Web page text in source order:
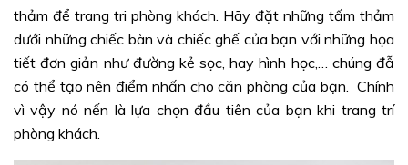
thảm để trang tri phòng khách. Hãy đặt những tấm thảm
dưới những chiếc bàn và chiếc ghế của bạn với những họa
tiết đơn giản như đường kẻ sọc, hay hình học,… chúng đẫ
có thể tạo nên điểm nhấn cho căn phòng của bạn. Chính
vì vậy nó nến là lựa chọn đầu tiên của bạn khi trang trí
phòng khách.